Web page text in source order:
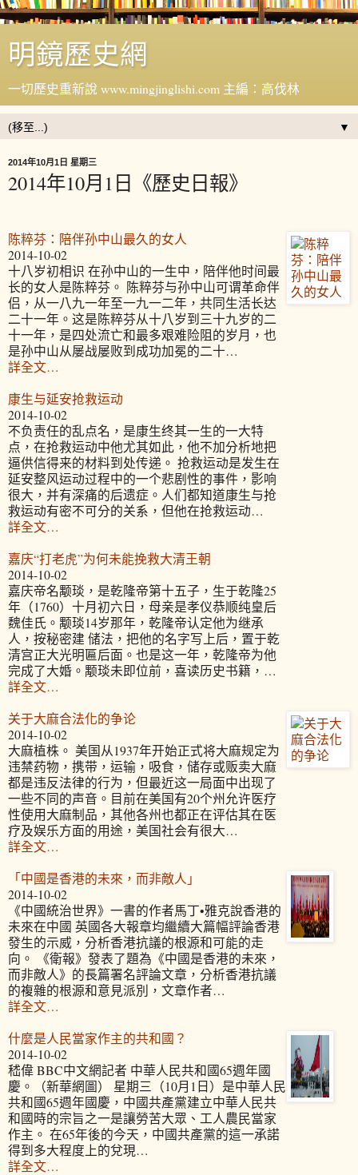
明鏡歷史網
一切歷史重新說 www.mingjinglishi.com 主編：高伐林
▼
2014年10月1日 星期三
2014年10月1日《歷史日報》
陈粹芬：陪伴孙中山最久的女人
2014-10-02
十八岁初相识 在孙中山的一生中，陪伴他时间最
长的女人是陈粹芬。 陈粹芬与孙中山可谓革命伴
侣，从一八九一年至一九一二年，共同生活长达
二十一年。这是陈粹芬从十八岁到三十九岁的二
十一年，是四处流亡和最多艰难险阻的岁月，也
是孙中山从屡战屡败到成功加冕的二十…
詳全文…
康生与延安抢救运动
2014-10-02
不负责任的乱点名，是康生终其一生的一大特
点，在抢救运动中他尤其如此，他不加分析地把
逼供信得来的材料到处传递。 抢救运动是发生在
延安整风运动过程中的一个悲剧性的事件，影响
很大，并有深痛的后遗症。人们都知道康生与抢
救运动有密不可分的关系，但他在抢救运动…
詳全文…
嘉庆“打老虎”为何未能挽救大清王朝
2014-10-02
嘉庆帝名颙琰，是乾隆帝第十五子，生于乾隆25
年（1760）十月初六日，母亲是孝仪恭顺纯皇后
魏佳氏。颙琰14岁那年，乾隆帝认定他为继承
人，按秘密建 储法，把他的名字写上后，置于乾
清宫正大光明匾后面。也是这一年，乾隆帝为他
完成了大婚。颙琰未即位前，喜读历史书籍，…
詳全文…
关于大麻合法化的争论
2014-10-02
大麻植株。 美国从1937年开始正式将大麻规定为
违禁药物，携带，运输，吸食，储存或贩卖大麻
都是违反法律的行为，但最近这一局面中出现了
一些不同的声音。目前在美国有20个州允许医疗
性使用大麻制品，其他各州也都正在评估其在医
疗及娱乐方面的用途，美国社会有很大…
詳全文…
「中國是香港的未來，而非敵人」
2014-10-02
《中國統治世界》一書的作者馬丁•雅克說香港的
未來在中國 英國各大報章均繼續大篇幅評論香港
發生的示威，分析香港抗議的根源和可能的走
向。 《衛報》發表了題為《中國是香港的未來，
而非敵人》的長篇署名評論文章，分析香港抗議
的複雜的根源和意見派別，文章作者…
詳全文…
什麼是人民當家作主的共和國？
2014-10-02
嵇偉 BBC中文網記者 中華人民共和國65週年國
慶。（新華網圖） 星期三（10月1日）是中華人民
共和國65週年國慶，中國共產黨建立中華人民共
和國時的宗旨之一是讓勞苦大眾、工人農民當家
作主。 在65年後的今天，中國共產黨的這一承諾
得到多大程度上的兌現…
詳全文…